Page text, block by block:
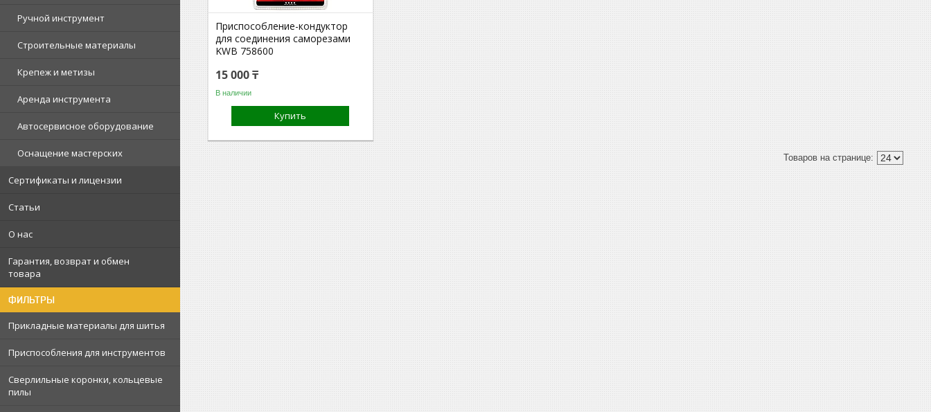
Ручной инструмент
Строительные материалы
Крепеж и метизы
Аренда инструмента
Автосервисное оборудование
Оснащение мастерских
Сертификаты и лицензии
Статьи
О нас
Гарантия, возврат и обмен
товара
ФИЛЬТРЫ
Прикладные материалы для шитья
Приспособления для инструментов
Сверлильные коронки, кольцевые
пилы
Приспособление-кондуктор
для соединения саморезами
KWB 758600
15 000 ₸
В наличии
Купить